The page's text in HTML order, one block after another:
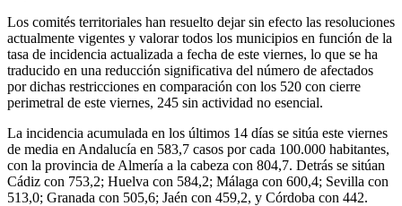
Los comités territoriales han resuelto dejar sin efecto las resoluciones
actualmente vigentes y valorar todos los municipios en función de la
tasa de incidencia actualizada a fecha de este viernes, lo que se ha
traducido en una reducción significativa del número de afectados
por dichas restricciones en comparación con los 520 con cierre
perimetral de este viernes, 245 sin actividad no esencial.
La incidencia acumulada en los últimos 14 días se sitúa este viernes
de media en Andalucía en 583,7 casos por cada 100.000 habitantes,
con la provincia de Almería a la cabeza con 804,7. Detrás se sitúan
Cádiz con 753,2; Huelva con 584,2; Málaga con 600,4; Sevilla con
513,0; Granada con 505,6; Jaén con 459,2, y Córdoba con 442.